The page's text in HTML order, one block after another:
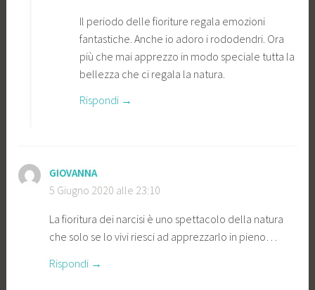
Il periodo delle fioriture regala emozioni
fantastiche. Anche io adoro i rododendri. Ora
più che mai apprezzo in modo speciale tutta la
bellezza che ci regala la natura.
Rispondi
GIOVANNA
5 Giugno 2020 alle 23:10
La fioritura dei narcisi è uno spettacolo della natura
che solo se lo vivi riesci ad apprezzarlo in pieno…
Rispondi